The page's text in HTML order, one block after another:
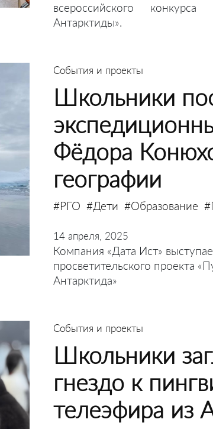
всероссийского
Антарктиды».
События и проекты
Школьники
Фёдора
географии
#РГО #Дети #Образование
14 апреля, 2025
Компания «Дата Ист»
просветительского проекта
Антарктида»
События и проекты
Школьники
гнездо к
телеэфира из